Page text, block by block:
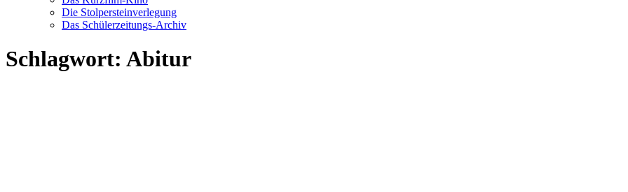
Die Stolpersteinverlegung
Das Schülerzeitungs-Archiv
Schlagwort: Abitur